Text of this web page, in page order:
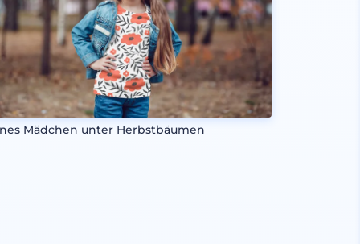
Mädchen unter Herbstbäumen